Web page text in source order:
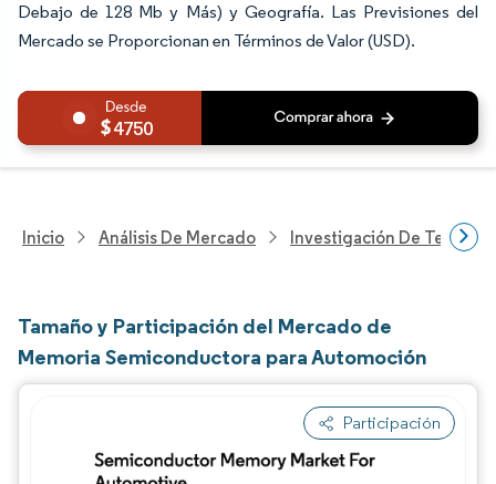
Debajo de 128 Mb y Más) y Geografía. Las Previsiones del
Mercado se Proporcionan en Términos de Valor (USD).
4750
Inicio Análisis De Mercado Investigación De
Tamaño y Participación del Mercado de
Memoria Semiconductora para Automoción
Participación